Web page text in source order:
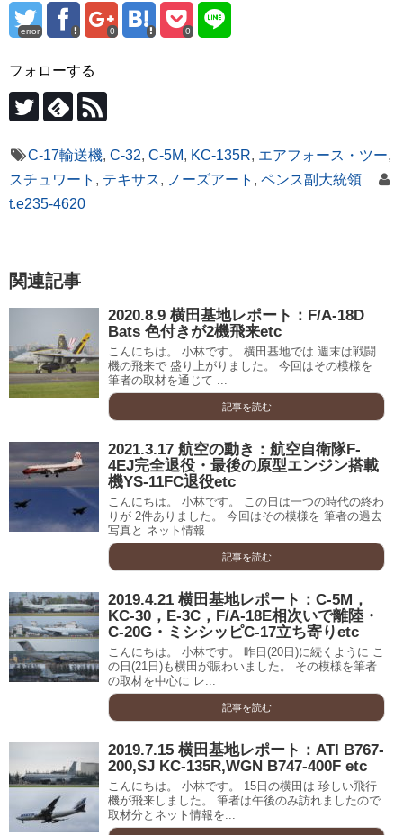
error 0 0
フォローする
C-17輸送機, C-32, C-5M, KC-135R, エアフォース・ツー,
スチュワート , テキサス, ノーズアート , ペンス副大統領
t.e235-4620
関連記事
2020.8.9 横田基地レポート：F/A-18D
Bats 色付きが2機飛来etc
こんにちは。 小林です。 横田基地では 週末は戦闘
機の飛来で 盛り上がりました。 今回はその模様を
筆者の取材を通じて ...
記事を読む
2021.3.17 航空の動き：航空自衛隊F-
4EJ完全退役・最後の原型エンジン搭載
機YS-11FC退役etc
こんにちは。 小林です。 この日は一つの時代の終わ
りが 2件ありました。 今回はその模様を 筆者の過去
写真と ネット情報...
記事を読む
2019.4.21 横田基地レポート：C-5M，
KC-30，E-3C，F/A-18E相次いで離陸・
C-20G・ミシシッピC-17立ち寄りetc
こんにちは。 小林です。 昨日(20日)に続くように こ
の日(21日)も横田が賑わいました。 その模様を筆者
の取材を中心に レ...
記事を読む
2019.7.15 横田基地レポート：ATI B767-
200,SJ KC-135R,WGN B747-400F etc
こんにちは。 小林です。 15日の横田は 珍しい飛行
機が飛来しました。 筆者は午後のみ訪れましたので
取材分とネット情報を...